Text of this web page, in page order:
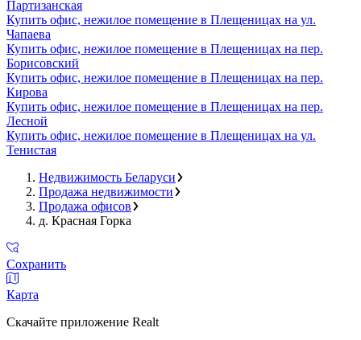
Партизанская
Купить офис, нежилое помещение в Плещеницах на ул.
Чапаева
Купить офис, нежилое помещение в Плещеницах на пер.
Борисовский
Купить офис, нежилое помещение в Плещеницах на пер.
Кирова
Купить офис, нежилое помещение в Плещеницах на пер.
Лесной
Купить офис, нежилое помещение в Плещеницах на ул.
Тенистая
Недвижимость Беларуси
Продажа недвижимости
Продажа офисов
д. Красная Горка
Сохранить
Карта
Скачайте приложение Realt